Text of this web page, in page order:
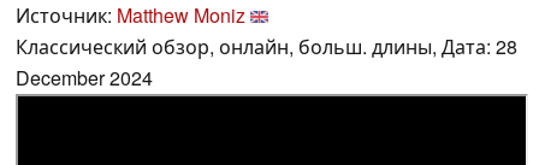
Источник: Matthew Moniz
Классический обзор, онлайн, больш. длины, Дата: 28
December 2024